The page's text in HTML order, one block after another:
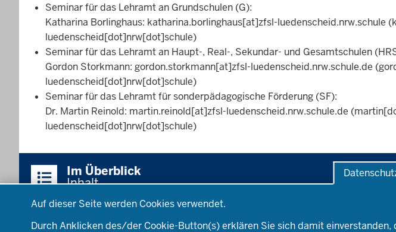
Auf dieser Seite werden Cookies verwendet.
Durch Anklicken des/der Cookie-Button(s) erklären Sie sich damit
Seminar für das Lehramt an Grundschulen (G):
Katharina Borlinghaus: katharina.borlinghaus[at]zfsl-luedenscheid.nrw.schule
luedenscheid[dot]nrw[dot]schule)
Seminar für das Lehramt an Haupt-, Real-, Sekundar- und Gesamtschulen
Gordon Storkmann: gordon.storkmann[at]zfsl-luedenscheid.nrw.schule.de
luedenscheid[dot]nrw[dot]schule)
Seminar für das Lehramt für sonderpädagogische Förderung (SF):
Dr. Martin Reinold: martin.reinold[at]zfsl-luedenscheid.nrw.schule.de
luedenscheid[dot]nrw[dot]schule)
Im Überblick
Inhalt
Startseite Standorte Lehrerberuf Wege